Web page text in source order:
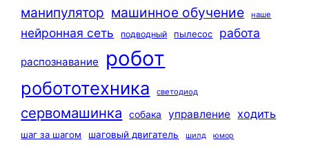
манипулятор машинное обучение наше
нейронная сеть подводный пылесос работа
распознавание робот
робототехника светодиод
сервомашинка собака управление ходить
шаг за шагом шаговый двигатель шилд юмор